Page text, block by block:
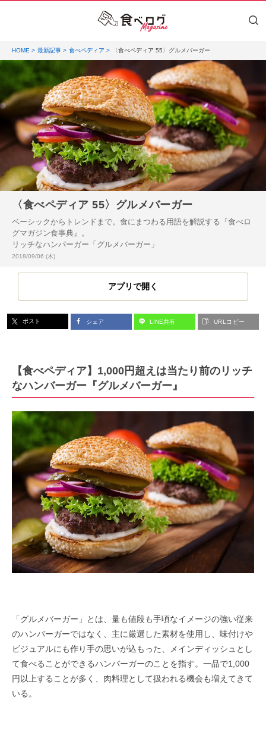
HOME 最新記事 食べペディア 〈食べペディア 55〉グルメバーガー
〈食べペディア 55〉グルメバーガー
ベーシックからトレンドまで。食にまつわる用語を解説する『食べロ
グマガジン食事典』。
リッチなハンバーガー「グルメバーガー」
投稿日:
2018/09/06 (木)
アプリで開く
ポスト シェア LINE共有 URLコピー
【食べペディア】1,000円超えは当たり前のリッチ
なハンバーガー『グルメバーガー』
「グルメバーガー」とは、量も値段も手頃なイメージの強い従来
のハンバーガーではなく、主に厳選した素材を使用し、味付けや
ビジュアルにも作り手の思いが込もった、メインディッシュとし
て食べることができるハンバーガーのことを指す。一品で1,000
円以上することが多く、肉料理として扱われる機会も増えてきて
いる。